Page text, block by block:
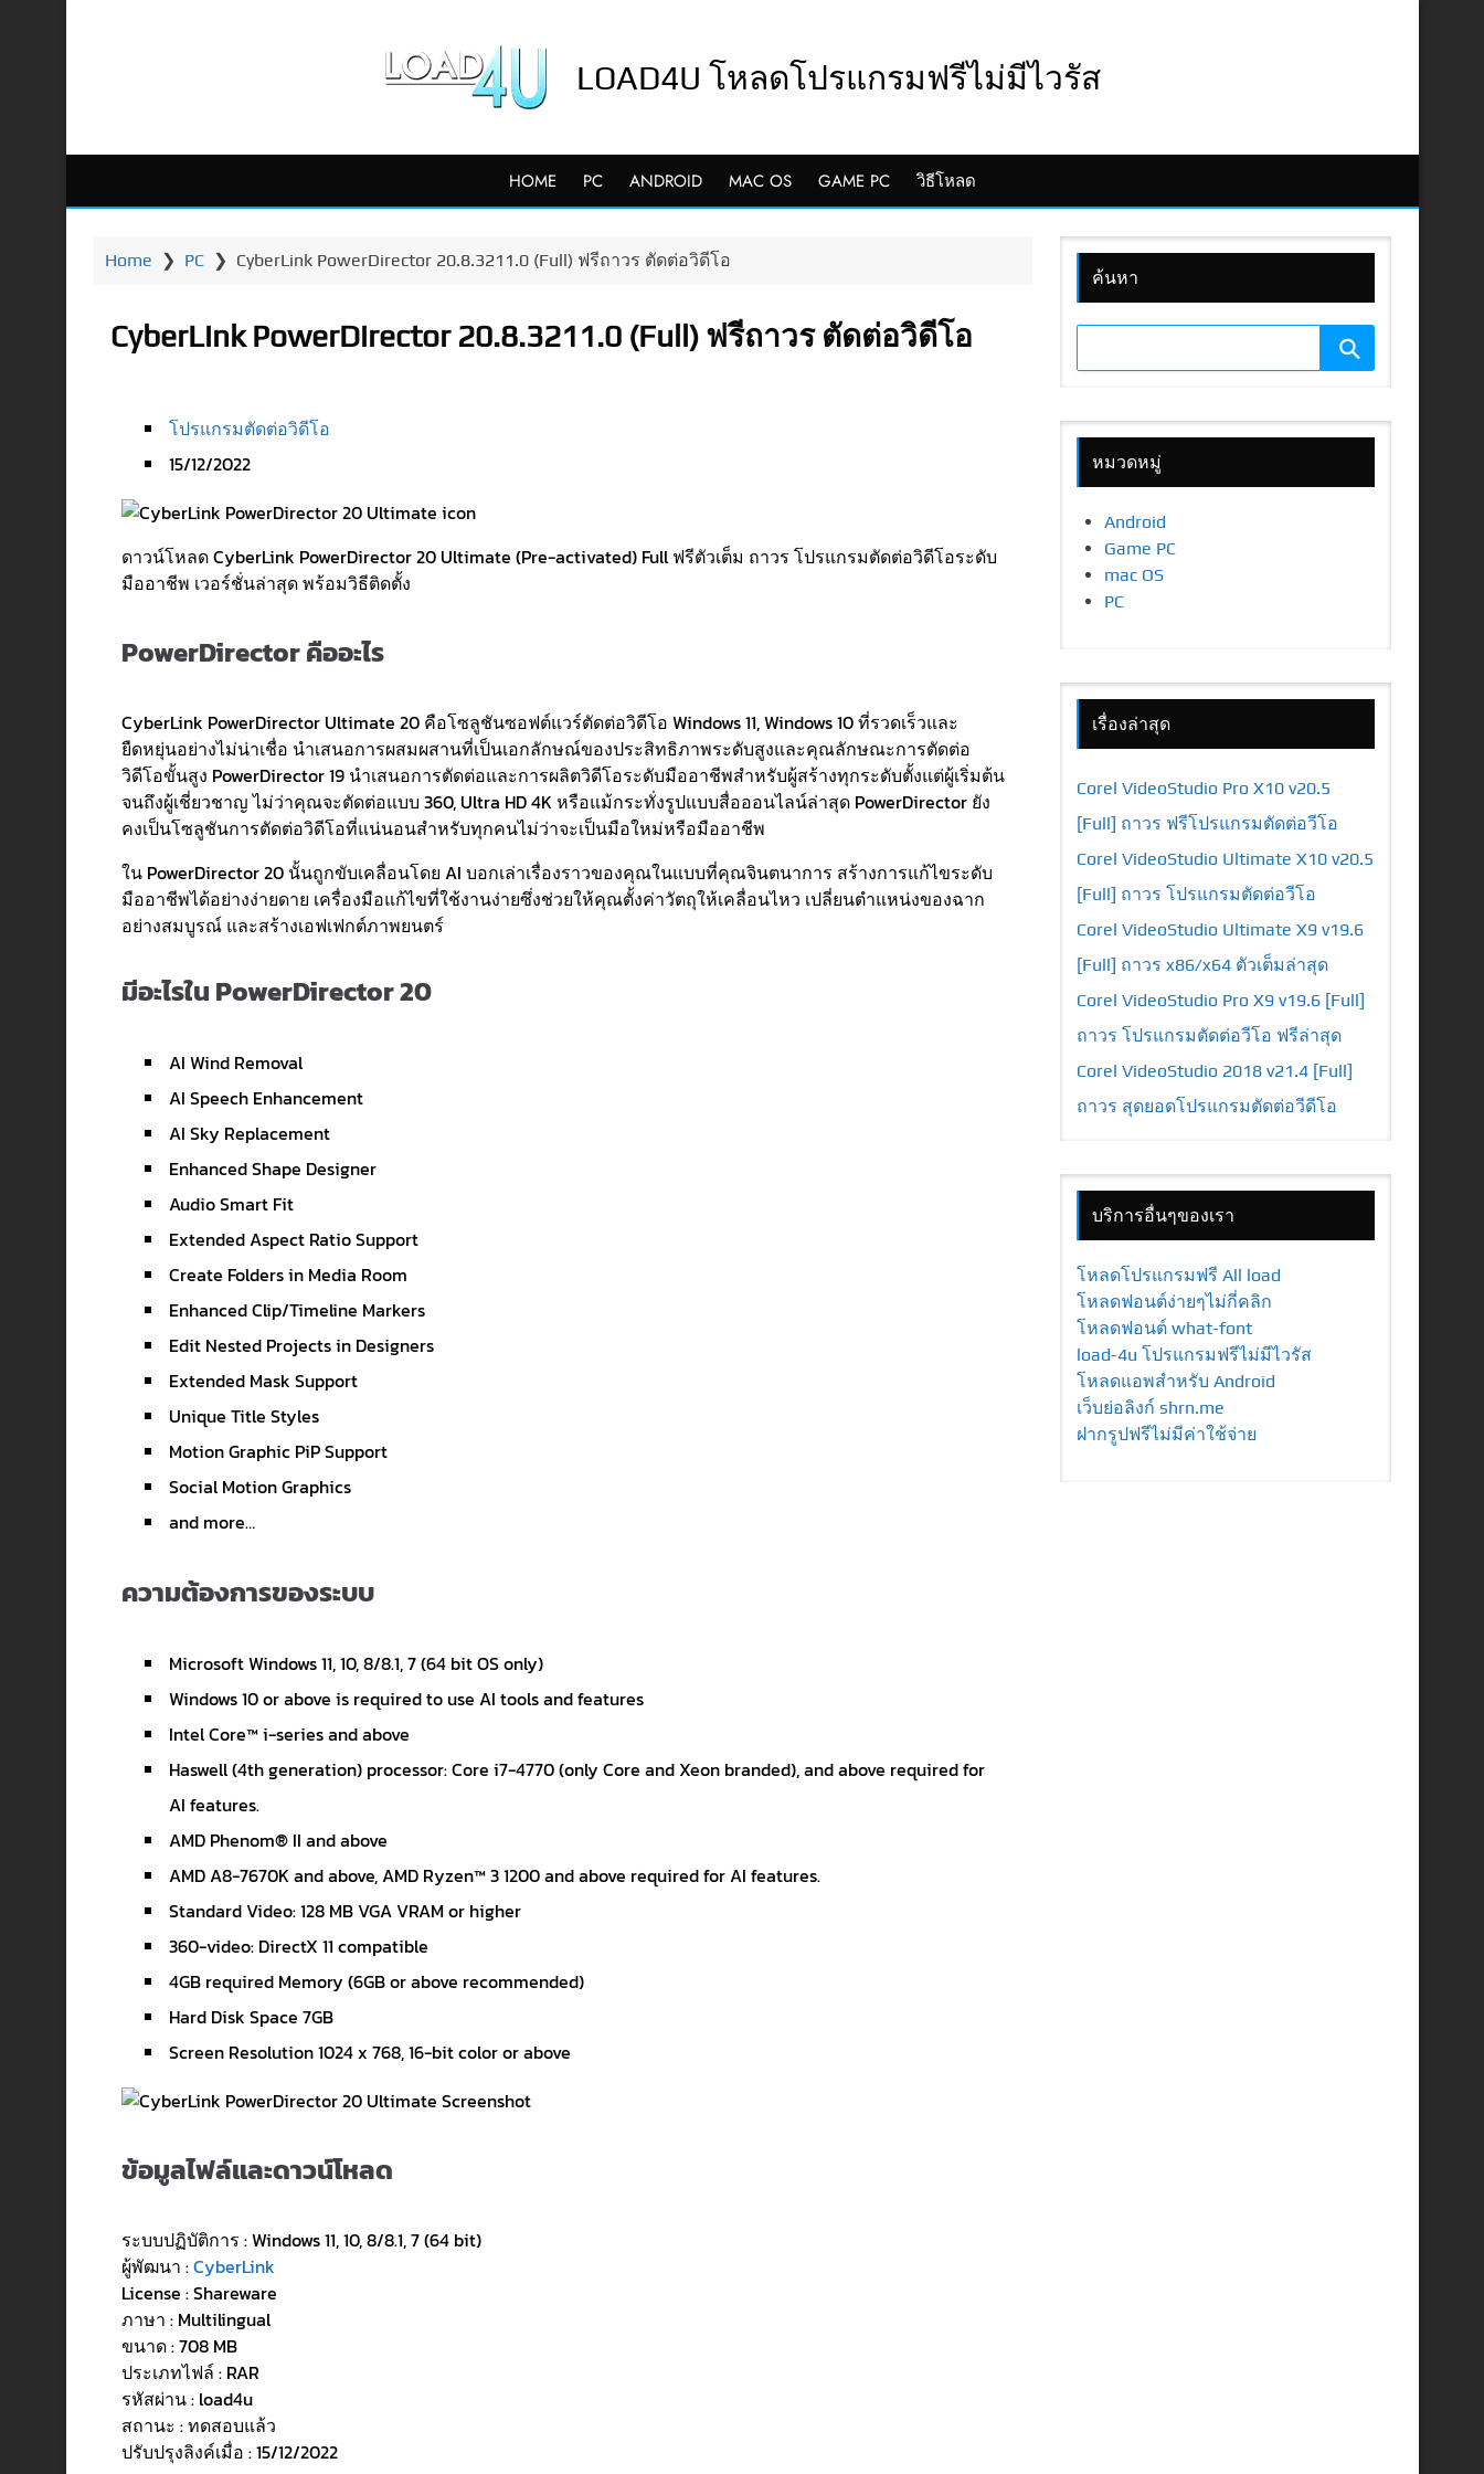
LOAD4U โหลดโปรแกรมฟรีไม่มีไวรัส
HOME PC ANDROID MAC OS GAME PC วิธีโหลด
Home ❯ PC❯ CyberLink PowerDirector 20.8.3211.0 (Full) ฟรีถาวร ตัดต่อวิดีโอ
CyberLink PowerDirector 20.8.3211.0 (Full) ฟรีถาวร ตัดต่อวิดีโอ
โปรแกรมตัดต่อวิดีโอ
15/12/2022
ดาวน์โหลด CyberLink PowerDirector 20 Ultimate (Pre-activated) Full ฟรีตัวเต็ม ถาวร โปรแกรมตัดต่อวิดีโอระดับ
มืออาชีพ เวอร์ชั่นล่าสุด พร้อมวิธีติดตั้ง
PowerDirector คืออะไร
CyberLink PowerDirector Ultimate 20 คือโซลูชันซอฟต์แวร์ตัดต่อวิดีโอ Windows 11, Windows 10 ที่รวดเร็วและ
ยืดหยุ่นอย่างไม่น่าเชื่อ นำเสนอการผสมผสานที่เป็นเอกลักษณ์ของประสิทธิภาพระดับสูงและคุณลักษณะการตัดต่อ
วิดีโอขั้นสูง PowerDirector 19 นำเสนอการตัดต่อและการผลิตวิดีโอระดับมืออาชีพสำหรับผู้สร้างทุกระดับตั้งแต่ผู้เริ่มต้น
จนถึงผู้เชี่ยวชาญ ไม่ว่าคุณจะตัดต่อแบบ 360, Ultra HD 4K หรือแม้กระทั่งรูปแบบสื่อออนไลน์ล่าสุด PowerDirector ยัง
คงเป็นโซลูชันการตัดต่อวิดีโอที่แน่นอนสำหรับทุกคนไม่ว่าจะเป็นมือใหม่หรือมืออาชีพ
ใน PowerDirector 20 นั้นถูกขับเคลื่อนโดย AI บอกเล่าเรื่องราวของคุณในแบบที่คุณจินตนาการ สร้างการแก้ไขระดับ
มืออาชีพได้อย่างง่ายดาย เครื่องมือแก้ไขที่ใช้งานง่ายซึ่งช่วยให้คุณตั้งค่าวัตถุให้เคลื่อนไหว เปลี่ยนตำแหน่งของฉาก
อย่างสมบูรณ์ และสร้างเอฟเฟกต์ภาพยนตร์
มีอะไรใน PowerDirector 20
AI Wind Removal
AI Speech Enhancement
AI Sky Replacement
Enhanced Shape Designer
Audio Smart Fit
Extended Aspect Ratio Support
Create Folders in Media Room
Enhanced Clip/Timeline Markers
Edit Nested Projects in Designers
Extended Mask Support
Unique Title Styles
Motion Graphic PiP Support
Social Motion Graphics
and more…
ความต้องการของระบบ
Microsoft Windows 11, 10, 8/8.1, 7 (64 bit OS only)
Windows 10 or above is required to use AI tools and features
Intel Core™ i-series and above
Haswell (4th generation) processor: Core i7-4770 (only Core and Xeon branded), and above required for
AI features.
AMD Phenom® II and above
AMD A8-7670K and above, AMD Ryzen™ 3 1200 and above required for AI features.
Standard Video: 128 MB VGA VRAM or higher
360-video: DirectX 11 compatible
4GB required Memory (6GB or above recommended)
Hard Disk Space 7GB
Screen Resolution 1024 x 768, 16-bit color or above
ข้อมูลไฟล์และดาวน์โหลด
ระบบปฏิบัติการ : Windows 11, 10, 8/8.1, 7 (64 bit)
ผู้พัฒนา :CyberLink
License : Shareware
ภาษา : Multilingual
ขนาด : 708 MB
ประเภทไฟล์ : RAR
รหัสผ่าน : load4u
สถานะ : ทดสอบแล้ว
ปรับปรุงลิงค์เมื่อ : 15/12/2022
ค้นหา
หมวดหมู่
Android
Game PC
mac OS
PC
เรื่องล่าสุด
Corel VideoStudio Pro X10 v20.5
[Full] ถาวร ฟรีโปรแกรมตัดต่อวีโอ
Corel VideoStudio Ultimate X10 v20.5
[Full] ถาวร โปรแกรมตัดต่อวีโอ
Corel VideoStudio Ultimate X9 v19.6
[Full] ถาวร x86/x64 ตัวเต็มล่าสุด
Corel VideoStudio Pro X9 v19.6 [Full]
ถาวร โปรแกรมตัดต่อวีโอ ฟรีล่าสุด
Corel VideoStudio 2018 v21.4 [Full]
ถาวร สุดยอดโปรแกรมตัดต่อวีดีโอ
บริการอื่นๆของเรา
โหลดโปรแกรมฟรี All load
โหลดฟอนต์ง่ายๆไม่กี่คลิก
โหลดฟอนต์ what-font
load-4u โปรแกรมฟรีไม่มีไวรัส
โหลดแอพสำหรับ Android
เว็บย่อลิงก์ shrn.me
ฝากรูปฟรีไม่มีค่าใช้จ่าย